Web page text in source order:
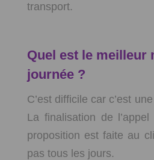
transport.
Quel est le meilleur
journée ?
C’est difficile car c’est
La finalisation de
proposition est faite au
pas tous les jours.